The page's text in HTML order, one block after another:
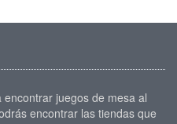
juegos de mesa al
encontrar las tiendas que